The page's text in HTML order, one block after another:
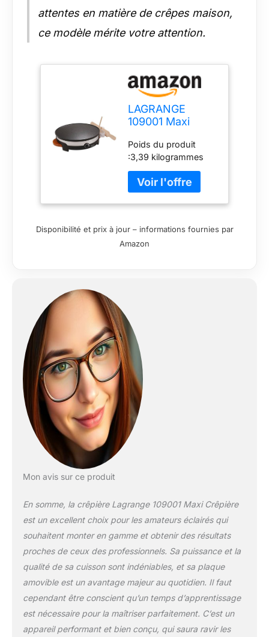
attentes en matière de crêpes maison,
ce modèle mérite votre attention.
LAGRANGE
109001 Maxi
Grande Plaque
Poids du produit
:3,39 kilogrammes
Disponibilité et prix à jour – informations fournies par
Amazon
Mon avis sur ce produit
En somme, la crêpière Lagrange 109001 Maxi Crêpière
est un excellent choix pour les amateurs éclairés qui
souhaitent monter en gamme et obtenir des résultats
proches de ceux des professionnels. Sa puissance et la
qualité de sa cuisson sont indéniables, et sa plaque
amovible est un avantage majeur au quotidien. Il faut
cependant être conscient qu’un temps d’apprentissage
est nécessaire pour la maîtriser parfaitement. C’est un
appareil performant et bien conçu, qui saura ravir les